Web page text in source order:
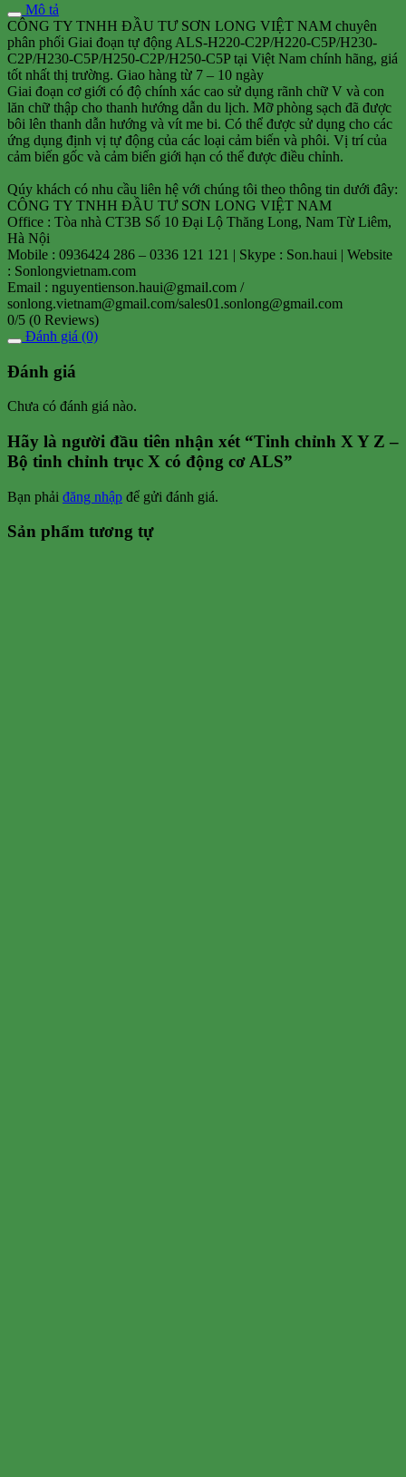
Mô tả
CÔNG TY TNHH ĐẦU TƯ SƠN LONG VIỆT NAM chuyên
phân phối Giai đoạn tự động ALS-H220-C2P/H220-C5P/H230-
C2P/H230-C5P/H250-C2P/H250-C5P tại Việt Nam chính hãng, giá
tốt nhất thị trường. Giao hàng từ 7 – 10 ngày
Giai đoạn cơ giới có độ chính xác cao sử dụng rãnh chữ V và con
lăn chữ thập cho thanh hướng dẫn du lịch. Mỡ phòng sạch đã được
bôi lên thanh dẫn hướng và vít me bi. Có thể được sử dụng cho các
ứng dụng định vị tự động của các loại cảm biến và phôi. Vị trí của
cảm biến gốc và cảm biến giới hạn có thể được điều chỉnh.
Qúy khách có nhu cầu liên hệ với chúng tôi theo thông tin dưới đây:
CÔNG TY TNHH ĐẦU TƯ SƠN LONG VIỆT NAM
Office : Tòa nhà CT3B Số 10 Đại Lộ Thăng Long, Nam Từ Liêm,
Hà Nội
Mobile : 0936424 286 – 0336 121 121 | Skype : Son.haui | Website
: Sonlongvietnam.com
Email : nguyentienson.haui@gmail.com /
sonlong.vietnam@gmail.com/sales01.sonlong@gmail.com
0/5 (0 Reviews)
Đánh giá (0)
Đánh giá
Chưa có đánh giá nào.
Hãy là người đầu tiên nhận xét “Tinh chỉnh X Y Z –
Bộ tinh chỉnh trục X có động cơ ALS”
Bạn phải đăng nhập để gửi đánh giá.
Sản phẩm tương tự